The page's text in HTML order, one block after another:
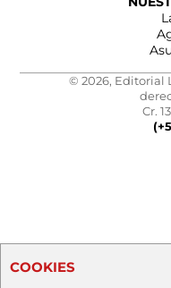
© 2026, Editorial
Cr.
COOKIES